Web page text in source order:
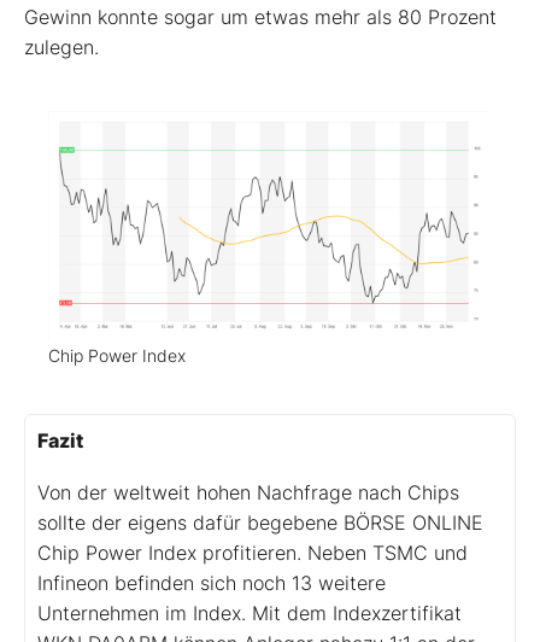
Gewinn konnte sogar um etwas mehr als 80 Prozent
zulegen.
Chip Power Index
Fazit
Von der weltweit hohen Nachfrage nach Chips
sollte der eigens dafür begebene BÖRSE ONLINE
Chip Power Index profitieren. Neben TSMC und
Infineon befinden sich noch 13 weitere
Unternehmen im Index. Mit dem Indexzertifikat